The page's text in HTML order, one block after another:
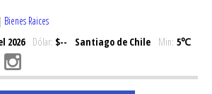
| Bienes Raices
2026Dólar: $-- Santiago de Chile Min: 5℃